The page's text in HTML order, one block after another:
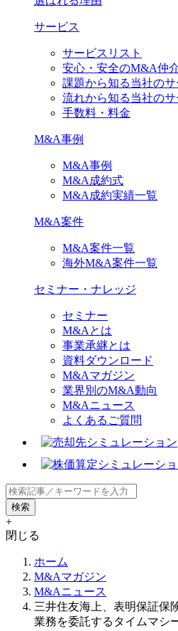
サービス
サービスリスト
安心・安全のM&A仲
課題から知る当社のサ
流れから知る当社のサ
手数料・料金
M&A事例
M&A事例
M&A成約式
M&A成約実績一覧
M&A案件
M&A案件一覧
海外M&A案件一覧
セミナー・ナレッジ
セミナー
M&Aとは
事業承継とは
資料ダウンロード
M&Aマガジン
業界別のM&A動向
M&Aニュース
よくあるご質問
+
閉じる
ホーム
M&Aマガジン
M&Aニュース
三井住友海上、表明保証保
業務を委託するタイムマシ